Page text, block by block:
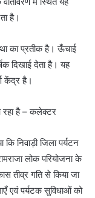
है।
का प्रतीक है। ऊँचाई
दिखाई देता है। यह
केंद्र है।
रहा है – कलेक्टर
निवाड़ी जिला पर्यटन
लोक परियोजना के
तीव्र गति से किया जा
एवं पर्यटक सुविधाओं को